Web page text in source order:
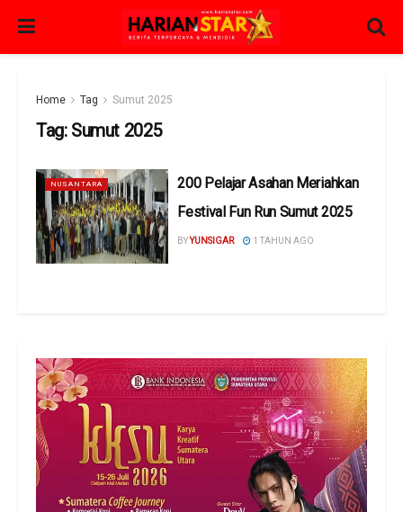
Home Tag Sumut 2025
Tag: Sumut 2025
NUSANTARA
200 Pelajar Asahan Meriahkan
Festival Fun Run Sumut 2025
BYYUNSIGAR 1 TAHUN AGO